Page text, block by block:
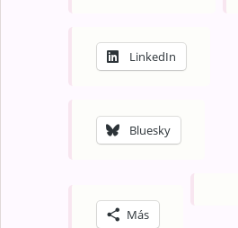
LinkedIn
Bluesky
Más